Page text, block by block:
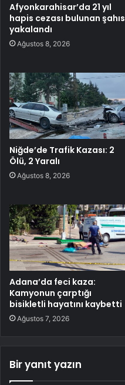
Afyonkarahisar’da 21 yıl
hapis cezası bulunan şahıs
yakalandı
Ağustos 8, 2026
Niğde’de Trafik Kazası: 2
Ölü, 2 Yaralı
Ağustos 8, 2026
Adana’da feci kaza:
Kamyonun çarptığı
bisikletli hayatını kaybetti
Ağustos 7, 2026
Bir yanıt yazın